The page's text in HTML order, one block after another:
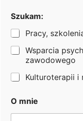
Szukam:
Pracy,
Wsparcia
zawodowego
Kulturoterapii i
z
u
O mnie